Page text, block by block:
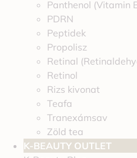
Panthenol (Vitamin
PDRN
Peptidek
Propolisz
Retinal
Retinol
Rizs kivonat
Teafa
Tranexámsav
Zöld tea
K-BEAUTY OUTLET